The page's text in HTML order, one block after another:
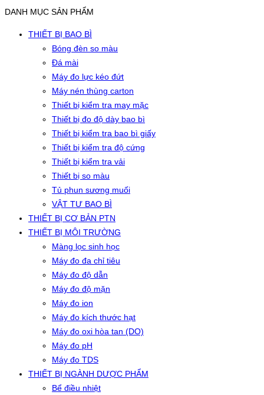
DANH MỤC SẢN PHẨM
THIẾT BỊ BAO BÌ
Bóng đèn so màu
Đá mài
Máy đo lực kéo đứt
Máy nén thùng carton
Thiết bị kiểm tra may mặc
Thiết bị đo độ dày bao bì
Thiết bị kiểm tra bao bì giấy
Thiết bị kiểm tra độ cứng
Thiết bị kiểm tra vải
Thiết bị so màu
Tủ phun sương muối
VẬT TƯ BAO BÌ
THIẾT BỊ CƠ BẢN PTN
THIẾT BỊ MÔI TRƯỜNG
Màng lọc sinh học
Máy đo đa chỉ tiêu
Máy đo độ dẫn
Máy đo độ mặn
Máy đo ion
Máy đo kích thước hạt
Máy đo oxi hòa tan (DO)
Máy đo pH
Máy đo TDS
THIẾT BỊ NGÀNH DƯỢC PHẨM
Bể điều nhiệt